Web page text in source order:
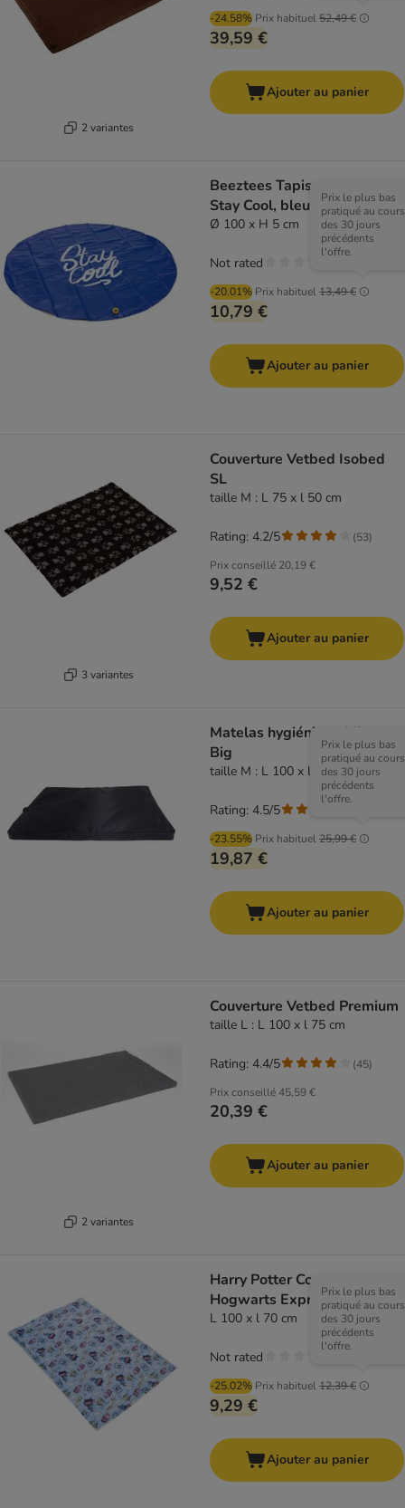
2 variantes
-24.58% Prix habituel52,49 €
39,59 €
Ajouter au panier
Beeztees Tapis arroseur
Stay Cool, bleu
Ø 100 x H 5 cm
-20.01% Prix habituel13,49 €
Prix le plus bas
pratiqué au cours
des 30 jours
précédents
l'offre.
10,79 €
Not rated
Ajouter au panier
3 variantes
Couverture Vetbed Isobed
SL
taille M : L 75 x l 50 cm
Prix conseillé 20,19 €
9,52 €
Rating: 4.2/5 (53)
Ajouter au panier
Matelas hygiénique Mister
Big
taille M : L 100 x l 70 x H 4 cm
-23.55% Prix habituel25,99 €
Prix le plus bas
pratiqué au cours
des 30 jours
précédents
l'offre.
19,87 €
Rating: 4.5/5
Ajouter au panier
2 variantes
Couverture Vetbed Premium
taille L : L 100 x l 75 cm
Prix conseillé45,59 €
20,39 €
Rating: 4.4/5 (45)
Ajouter au panier
Harry Potter Couverture
Hogwarts Express
L 100 x l 70 cm
-25.02% Prix habituel12,39 €
Prix le plus bas
pratiqué au cours
des 30 jours
précédents
l'offre.
9,29 €
Not rated
Ajouter au panier